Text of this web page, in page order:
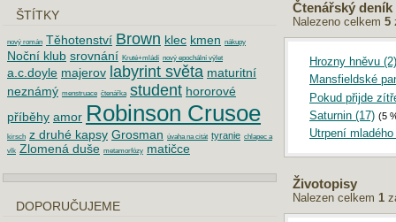
Čtenářský deník
Nalezeno celkem 5
Hrozny hněvu (2)
Mansfieldské
Pokud přijde
Saturnin (17) (5
Utrpení
Životopisy
Nalezen celkem 1
ŠTÍTKY
nový román Těhotenství Brown klec kmen nákupy
Noční klub srovnání Kruté+mládí nový epochální výlet
a.c.doyle majerov labyrint světa maturitní
neznámý menstruace čtenářka student hororové
příběhy amor Robinson Crusoe
kirsch z druhé kapsy Grosman úvaha na citát tyranie chlapec a
vlk Zlomená duše metamorfózy matičce
DOPORUČUJEME